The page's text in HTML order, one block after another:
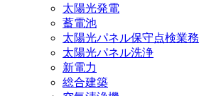
太陽光発電
蓄電池
太陽光パネル保守点検業務
太陽光パネル洗浄
新電力
総合建築